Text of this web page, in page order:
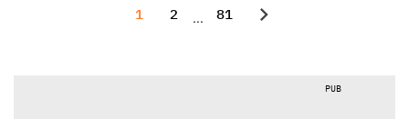
1 2 ... 81 chevron_right
PUB